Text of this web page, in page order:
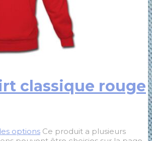
classique rouge
options Ce produit a plusieurs